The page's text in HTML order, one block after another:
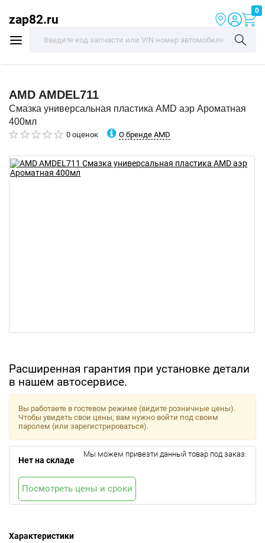
zap82.ru
0
AMD AMDEL711
Смазка универсальная пластика AMD аэр Ароматная
400мл
0 оценок О бренде AMD
Расширенная гарантия при установке детали
в нашем автосервисе.
Характеристики
Вы работаете в гостевом режиме (видите розничные цены).
Чтобы увидеть свои цены, вам нужно войти под своим
паролем (или зарегистрироваться).
Нет на складе
Мы можем привезти данный товар под заказ.
Посмотреть цены и сроки